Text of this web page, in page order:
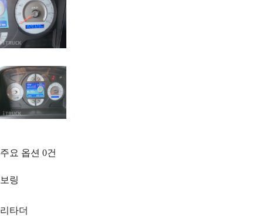
주요 옵션 0건
보링
리타더